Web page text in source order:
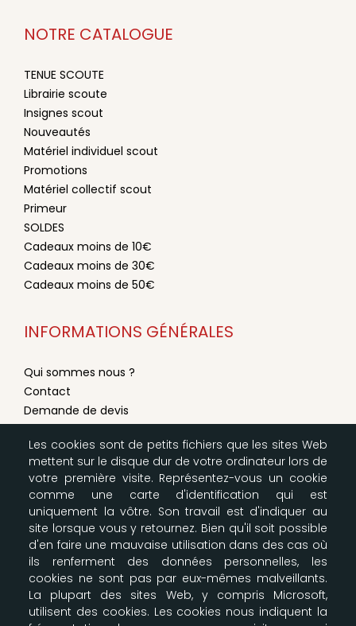
Les cookies sont de petits fichiers que les sites Web
mettent sur le disque dur de votre ordinateur lors de
votre première visite. Représentez-vous un cookie
comme une carte d'identification qui est
uniquement la vôtre. Son travail est d'indiquer au
site lorsque vous y retournez. Bien qu'il soit possible
d'en faire une mauvaise utilisation dans des cas où
ils renferment des données personnelles, les
cookies ne sont pas par eux-mêmes malveillants.
La plupart des sites Web, y compris Microsoft,
utilisent des cookies. Les cookies nous indiquent la
NOTRE CATALOGUE
TENUE SCOUTE
Librairie scoute
Insignes scout
Nouveautés
Matériel individuel scout
Promotions
Matériel collectif scout
Primeur
SOLDES
Cadeaux moins de 10€
Cadeaux moins de 30€
Cadeaux moins de 50€
INFORMATIONS GÉNÉRALES
Qui sommes nous ?
Contact
Demande de devis
Mentions légales
Modes de livraison & paiement
Configurer les cookies
Plan du site
LA BOUTIQUE SCOUTE
Nos entrepôts
164-166 Av Joseph Kessel